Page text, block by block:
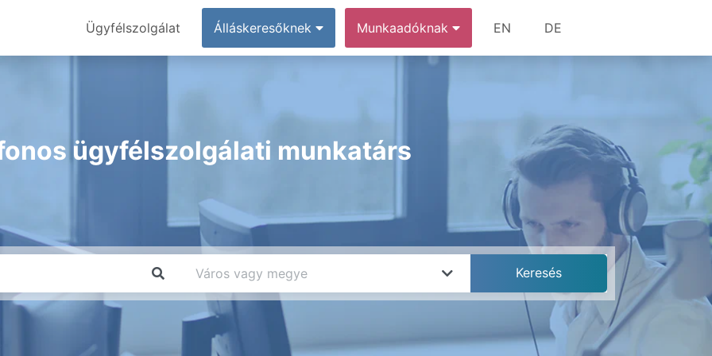
Ügyfélszolgálat Álláskeresőknek Munkaadóknak EN DE
ügyfélszolgálati munkatárs